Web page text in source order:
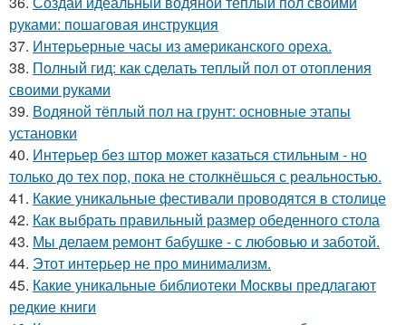
руками: пошаговая инструкция
37. Интерьерные часы из американского ореха.
38. Полный гид: как сделать теплый пол от отопления
своими руками
39. Водяной тёплый пол на грунт: основные этапы
установки
40. Интерьер без штор может казаться стильным - но
только до тех пор, пока не столкнёшься с реальностью.
41. Какие уникальные фестивали проводятся в столице
42. Как выбрать правильный размер обеденного стола
43. Мы делаем ремонт бабушке - с любовью и заботой.
44. Этот интерьер не про минимализм.
45. Какие уникальные библиотеки Москвы предлагают
редкие книги